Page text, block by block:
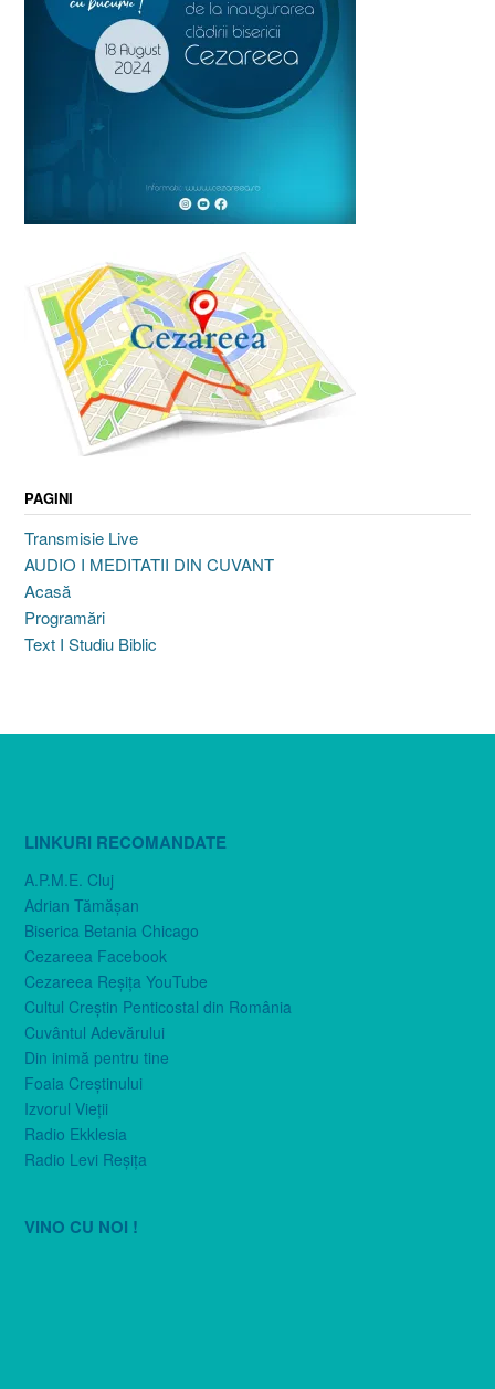
PAGINI
Transmisie Live
AUDIO I MEDITATII DIN CUVANT
Acasă
Programări
Text I Studiu Biblic
LINKURI RECOMANDATE
A.P.M.E. Cluj
Adrian Tămăşan
Biserica Betania Chicago
Cezareea Facebook
Cezareea Reşiţa YouTube
Cultul Creştin Penticostal din România
Cuvântul Adevărului
Din inimă pentru tine
Foaia Creştinului
Izvorul Vieţii
Radio Ekklesia
Radio Levi Reşiţa
VINO CU NOI !